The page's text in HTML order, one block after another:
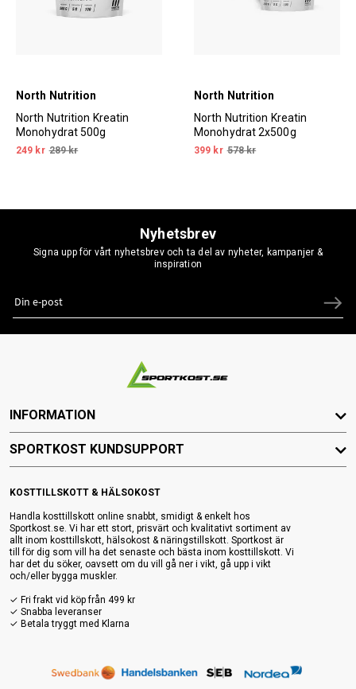
North Nutrition
North Nutrition Kreatin
Monohydrat 500g
249 kr 289 kr
North Nutrition
North Nutrition Kreatin
Monohydrat 2x500g
399 kr 578 kr
Nyhetsbrev
Signa upp för vårt nyhetsbrev och ta del av nyheter, kampanjer &
inspiration
KOSTTILLSKOTT & HÄLSOKOST
Handla kosttillskott online snabbt, smidigt & enkelt hos
Sportkost.se. Vi har ett stort, prisvärt och kvalitativt sortiment av
allt inom kosttillskott, hälsokost & näringstillskott. Sportkost är
till för dig som vill ha det senaste och bästa inom kosttillskott. Vi
har det du söker, oavsett om du vill gå ner i vikt, gå upp i vikt
och/eller bygga muskler.
✓ Fri frakt vid köp från 499 kr
✓ Snabba leveranser
✓ Betala tryggt med Klarna
INFORMATION
SPORTKOST KUNDSUPPORT